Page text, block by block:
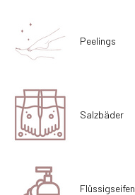
Peelings
Salzbäder
Flüssigseifen